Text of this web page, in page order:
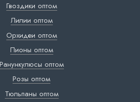
Гвоздики оптом
Лилии оптом
Орхидеи оптом
Пионы оптом
Ранункулюсы оптом
Розы оптом
Тюльпаны оптом